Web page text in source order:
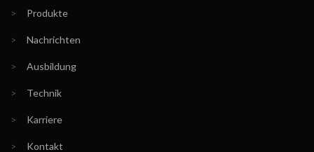
> Produkte
> Nachrichten
> Ausbildung
> Technik
> Karriere
> Kontakt